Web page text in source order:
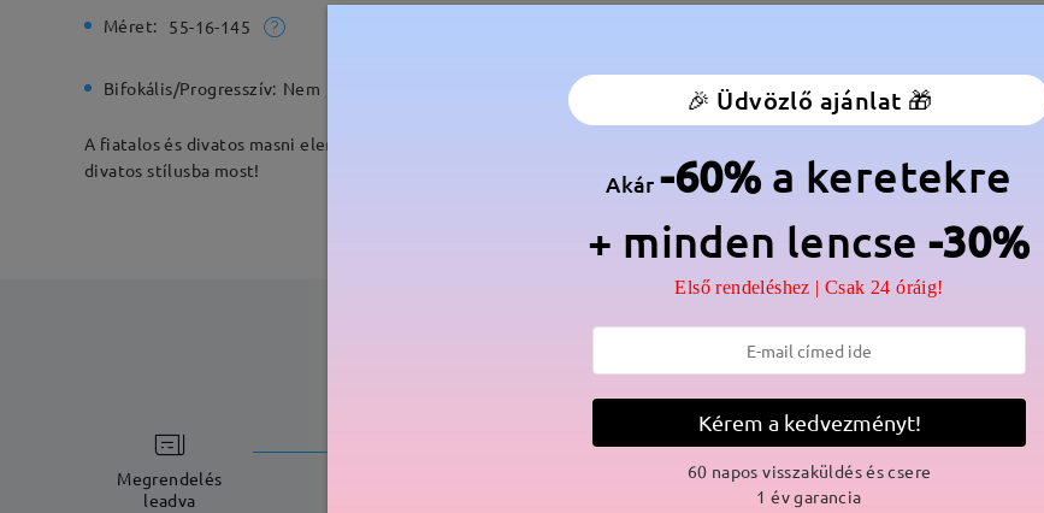
Méret: 55-16-145
Bifokális/Progresszív: Nem Rugós zsanér: Anyag: Acetát
A fiatalos és divatos masni elemekkel kombinálva ezek a lapos téglalap alakú napszemüvegek balett ihlette dupla
divatos stílusba most!
SZÁLLÍTÁS
Megrendelés
leadva
Elküldve
🎉 Üdvözlő ajánlat 🎁
Akár-60% a keretekre
+ minden lencse -30%
Első rendeléshez | Csak 24 óráig!
Kérem a kedvezményt!
60 napos visszaküldés és csere
1 év garancia